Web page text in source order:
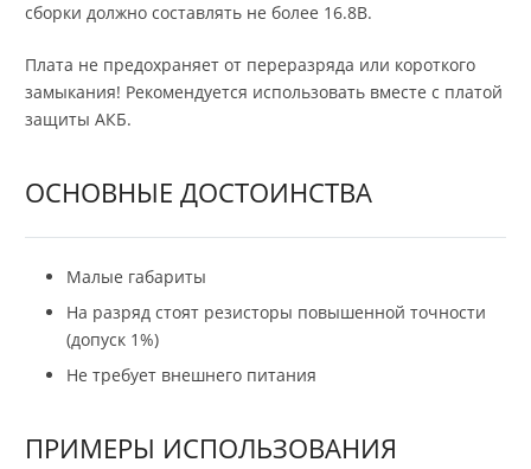
сборки должно составлять не более 16.8В.
Плата не предохраняет от переразряда или короткого
замыкания! Рекомендуется использовать вместе с платой
защиты АКБ.
ОСНОВНЫЕ ДОСТОИНСТВА
Малые габариты
На разряд стоят резисторы повышенной точности
(допуск 1%)
Не требует внешнего питания
ПРИМЕРЫ ИСПОЛЬЗОВАНИЯ